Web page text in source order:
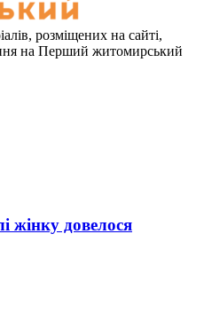
розміщених на сайті,
на Перший житомирський
жінку довелося